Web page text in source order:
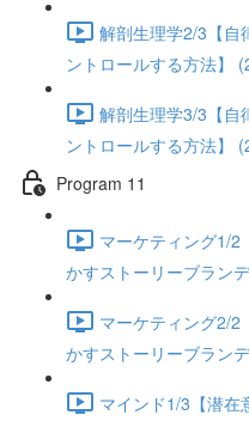
解剖生理学2/3【自
ントロールする方法】
解剖生理学3/3【自
ントロールする方法】
Program 11
マーケティング1/2
かすストーリーブラン
マーケティング2/2
かすストーリーブラン
マインド1/3【潜在